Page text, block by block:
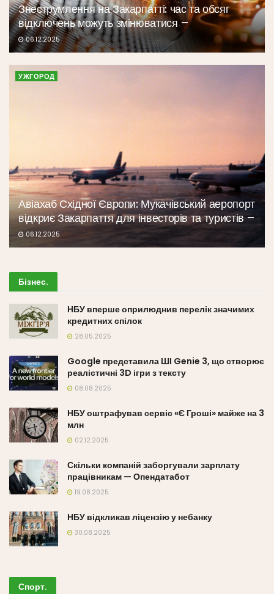
Знеструмлення на Закарпатті: час та обсяг
відключень можуть змінюватися –
06.12.2025
УЖГОРОД
Авіахаб Східної Європи: Мукачівський аеропорт
відкриє Закарпаття для інвесторів та туристів –
06.12.2025
Бізнес.
НБУ вперше оприлюднив перелік значимих
кредитних спілок
28.05.2025
Google представила ШІ Genie 3, що створює
реалістичні 3D ігри з тексту
08.08.2025
НБУ оштрафував сервіс «Є Гроші» майже на 3
млн
02.12.2025
Скільки компаній заборгували зарплату
працівникам — Опендатабот
19.08.2025
НБУ відкликав ліцензію у небанку
30.08.2025
Спорт.